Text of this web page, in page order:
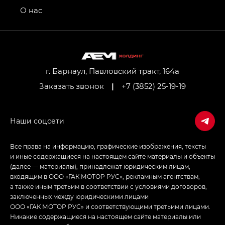
привод — GB AWD, Джи Эль Полный привод —
Джи Икс ПРЕМИУМ — GX PREMIUM, ЛАУНЖ —
LOUNGE
Empow — Эмпау (Empow) в комплектации
г. Барнаул, Павловский тракт, 164а
Заказать звонок
| +7 (3852) 25-19-19
О нас
Все права на информацию, графические изображения, тексты
и иные содержащиеся на настоящем сайте материалы и объекты
(далее — материалы), принадлежат юридическим лицам,
входящим в ООО «ГАК МОТОР РУС», рекламным агентствам,
а также иным третьим в соответствии с условиями договоров,
заключенных между юридическими лицами
ООО «ГАК МОТОР РУС» и соответствующими третьими лицами.
Никакие содержащиеся на настоящем сайте материалы или